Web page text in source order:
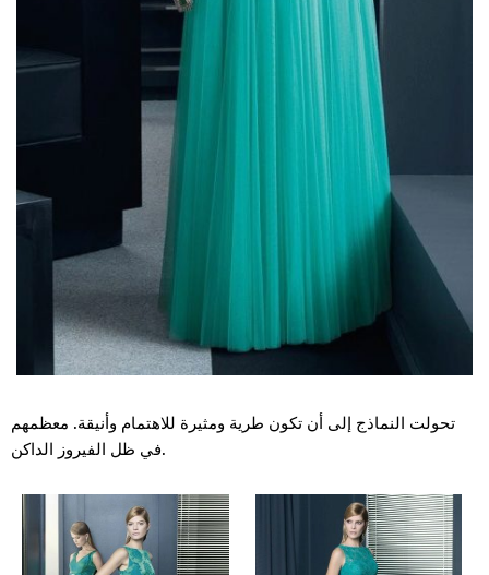
تحولت النماذج إلى أن تكون طرية ومثيرة للاهتمام وأنيقة. معظمهم
في ظل الفيروز الداكن.